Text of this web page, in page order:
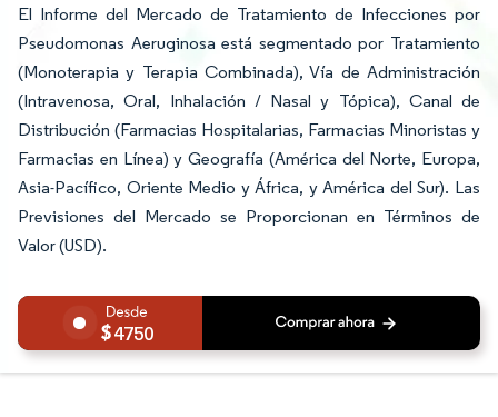
El Informe del Mercado de Tratamiento de Infecciones por
Pseudomonas Aeruginosa está segmentado por Tratamiento
(Monoterapia y Terapia Combinada), Vía de Administración
(Intravenosa, Oral, Inhalación / Nasal y Tópica), Canal de
Distribución (Farmacias Hospitalarias, Farmacias Minoristas y
Farmacias en Línea) y Geografía (América del Norte, Europa,
Asia-Pacífico, Oriente Medio y África, y América del Sur). Las
Previsiones del Mercado se Proporcionan en Términos de
Valor (USD).
4750